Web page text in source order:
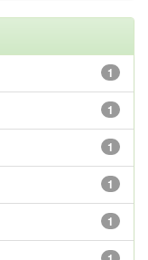
1
1
1
1
1